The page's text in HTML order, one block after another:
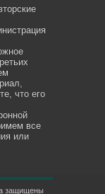
что его
все
или
защищены